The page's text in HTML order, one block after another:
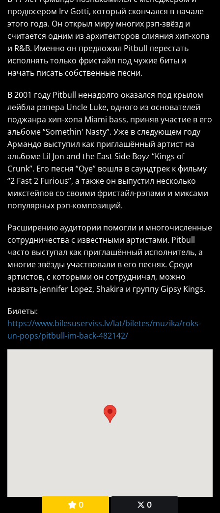
0 0
продюсером Irv Gotti, который скончался в начале
этого года. Он открыл миру многих рэп-звёзд и
считается одним из архитекторов слияния хип-хопа
и R&B. Именно он предложил Pitbull перестать
исполнять только фристайл под чужие биты и
начать писать собственные песни.
В 2001 году Pitbull ненадолго оказался под крылом
лейбла рэпера Uncle Luke, одного из основателей
поджанра хип-хопа Miami bass, приняв участие в его
альбоме “Somethin' Nasty”. Уже в следующем году
Армандо выступил как приглашённый артист на
альбоме Lil Jon and the East Side Boyz “Kings of
Crunk”. Его песня “Oye” вошла в саундтрек к фильму
“2 Fast 2 Furious”, а также он выпустил несколько
микстейпов со своими фристайл-рэпами и миксами
популярных рэп-композиций.
Расширению аудитории помогли и многочисленные
сотрудничества с известными артистами. Pitbull
часто выступал как приглашённый исполнитель, а
многие звёзды участвовали в его песнях. Среди
артистов, с которыми он сотрудничал, можно
назвать Jennifer Lopez, Shakira и группу Gipsy Kings.
Билеты:
https://www.bilesuserviss.lv/lat/biletes/muzika/roks-
un-pops/pitbull-im-back-482142/